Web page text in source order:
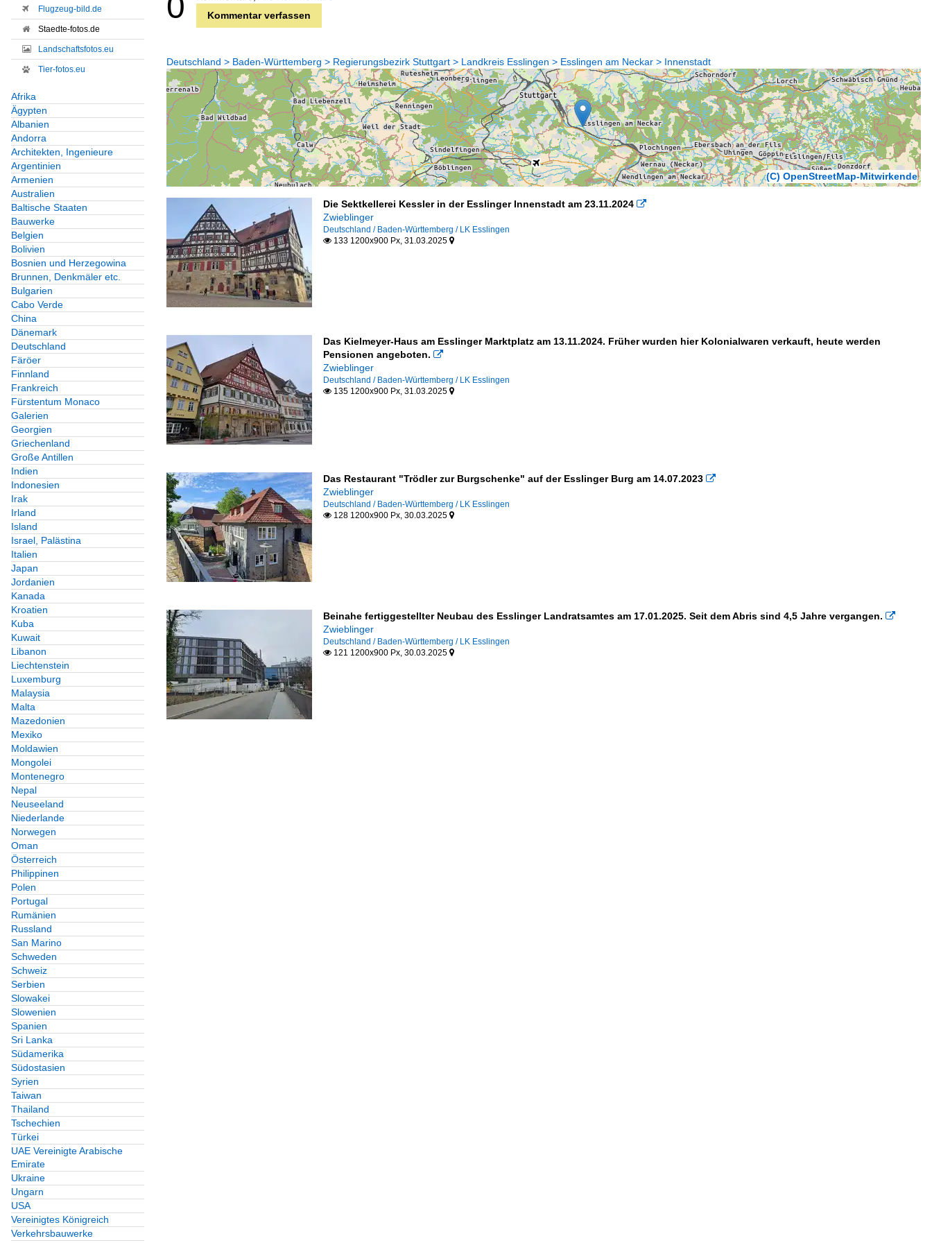
Flugzeug-bild.de
Staedte-fotos.de
Landschaftsfotos.eu
Tier-fotos.eu
Afrika
Ägypten
Albanien
Andorra
Architekten, Ingenieure
Argentinien
Armenien
Australien
Baltische Staaten
Bauwerke
Belgien
Bolivien
Bosnien und Herzegowina
Brunnen, Denkmäler etc.
Bulgarien
Cabo Verde
China
Dänemark
Deutschland
Färöer
Finnland
Frankreich
Fürstentum Monaco
Galerien
Georgien
Griechenland
Große Antillen
Indien
Indonesien
Irak
Irland
Island
Israel, Palästina
Italien
Japan
Jordanien
Kanada
Kroatien
Kuba
Kuwait
Libanon
Liechtenstein
Luxemburg
Malaysia
Malta
Mazedonien
Mexiko
Moldawien
Mongolei
Montenegro
Nepal
Neuseeland
Niederlande
Norwegen
Oman
Österreich
Philippinen
Polen
Portugal
Rumänien
Russland
San Marino
Schweden
Schweiz
Serbien
Slowakei
Slowenien
Spanien
Sri Lanka
Südamerika
Südostasien
Syrien
Taiwan
Thailand
Tschechien
Türkei
UAE Vereinigte Arabische
Emirate
Ukraine
Ungarn
USA
Vereinigtes Königreich
Verkehrsbauwerke
Kommentar verfassen
Deutschland > Baden-Württemberg > Regierungsbezirk Stuttgart > Landkreis Esslingen > Esslingen am Neckar > Innenstadt
(C) OpenStreetMap-Mitwirkende
Die Sektkellerei Kessler in der Esslinger Innenstadt am 23.11.2024 
Zwieblinger
Deutschland / Baden-Württemberg / LK Esslingen
133 1200x900 Px, 31.03.2025 
Das Kielmeyer-Haus am Esslinger Marktplatz am 13.11.2024. Früher wurden hier Kolonialwaren verkauft, heute werden
Pensionen angeboten. 
Zwieblinger
Deutschland / Baden-Württemberg / LK Esslingen
135 1200x900 Px, 31.03.2025 
Das Restaurant "Trödler zur Burgschenke" auf der Esslinger Burg am 14.07.2023 
Zwieblinger
Deutschland / Baden-Württemberg / LK Esslingen
128 1200x900 Px, 30.03.2025 
Beinahe fertiggestellter Neubau des Esslinger Landratsamtes am 17.01.2025. Seit dem Abris sind 4,5 Jahre vergangen. 
Zwieblinger
Deutschland / Baden-Württemberg / LK Esslingen
121 1200x900 Px, 30.03.2025 